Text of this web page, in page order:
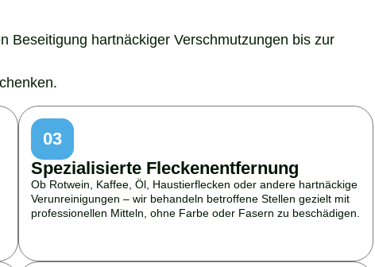
Beseitigung hartnäckiger Verschmutzungen bis zur
03
Spezialisierte Fleckenentfernung
Ob Rotwein, Kaffee, Öl, Haustierflecken oder andere hartnäckige
Verunreinigungen – wir behandeln betroffene Stellen gezielt mit
professionellen Mitteln, ohne Farbe oder Fasern zu beschädigen.